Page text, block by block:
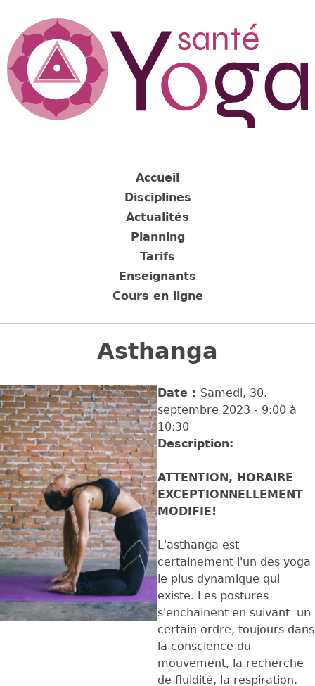
navigation
Back
Asthanga
Date : Samedi, 30.
septembre 2023 - 9:00 à
10:30
Description:
ATTENTION, HORAIRE
EXCEPTIONNELLEMENT
MODIFIE!
L'asthanga est
certainement l'un des yoga
le plus dynamique qui
existe. Les postures
s'enchainent en suivant un
certain ordre, toujours dans
la conscience du
mouvement, la recherche
de fluidité, la respiration.
Accueil
Disciplines
Actualités
Planning
Tarifs
Enseignants
Cours en ligne